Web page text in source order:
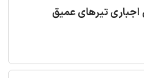
اجباری تیرهای عمیق